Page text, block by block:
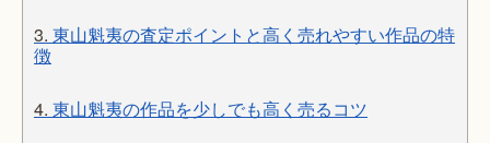
3. 東山魁夷の査定ポイントと高く売れやすい作品の特
徴
4. 東山魁夷の作品を少しでも高く売るコツ